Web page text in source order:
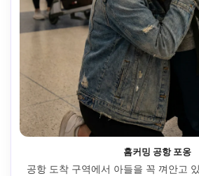
홈커밍 공항 포옹
공항 도착 구역에서 아들을 꼭 껴안고